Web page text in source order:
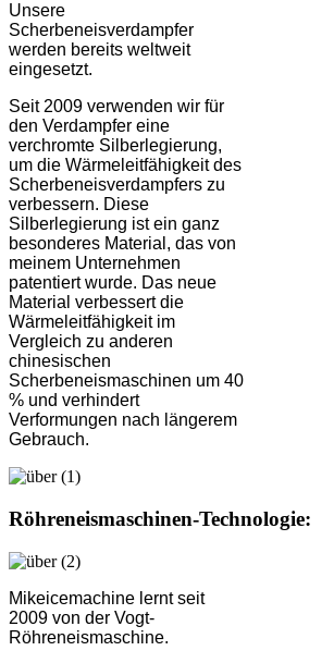
Unsere
Scherbeneisverdampfer
werden bereits weltweit
eingesetzt.
Seit 2009 verwenden wir für
den Verdampfer eine
verchromte Silberlegierung,
um die Wärmeleitfähigkeit des
Scherbeneisverdampfers zu
verbessern. Diese
Silberlegierung ist ein ganz
besonderes Material, das von
meinem Unternehmen
patentiert wurde. Das neue
Material verbessert die
Wärmeleitfähigkeit im
Vergleich zu anderen
chinesischen
Scherbeneismaschinen um 40
% und verhindert
Verformungen nach längerem
Gebrauch.
Röhreneismaschinen-Technologie:
Mikeicemachine lernt seit
2009 von der Vogt-
Röhreneismaschine.